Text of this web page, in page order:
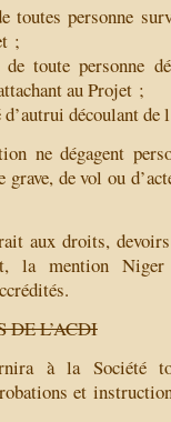
toutes personne
;
toute personne
au Projet ;
découlant de
ne dégagent
grave, de vol ou
aux droits,
la mention Niger
L’ACDI
à la Société
et